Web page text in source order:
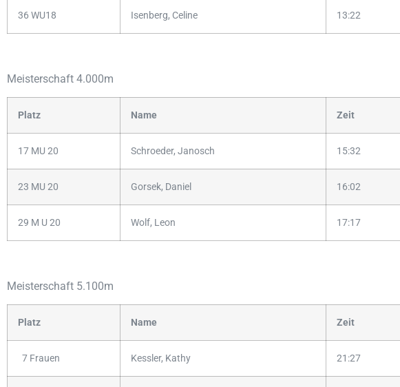
36 WU18 Isenberg, Celine 13:22
Meisterschaft 4.000m
Platz Name Zeit
17 MU 20 Schroeder, Janosch 15:32
23 MU 20 Gorsek, Daniel 16:02
29 M U 20 Wolf, Leon 17:17
Meisterschaft 5.100m
Platz Name Zeit
7 Frauen Kessler, Kathy 21:27